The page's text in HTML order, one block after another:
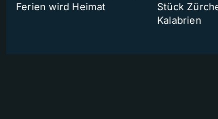
Ferien wird Heimat
Stück
Kalabrien